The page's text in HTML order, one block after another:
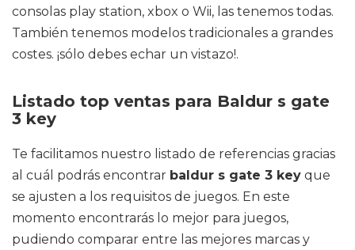
consolas play station, xbox o Wii, las tenemos todas.
También tenemos modelos tradicionales a grandes
costes. ¡sólo debes echar un vistazo!.
Listado top ventas para Baldur s gate
3 key
Te facilitamos nuestro listado de referencias gracias
al cuál podrás encontrar baldur s gate 3 key que
se ajusten a los requisitos de juegos. En este
momento encontrarás lo mejor para juegos,
pudiendo comparar entre las mejores marcas y